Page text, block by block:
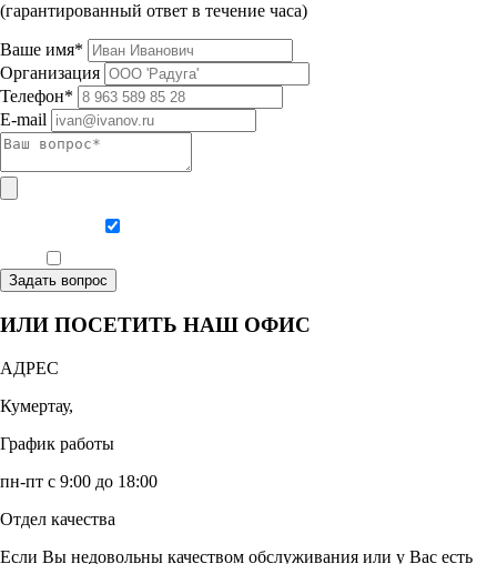
(гарантированный ответ в течение часа)
Ваше имя*
Организация
Телефон*
E-mail
Задать вопрос
ИЛИ ПОСЕТИТЬ НАШ ОФИС
АДРЕС
Кумертау,
График работы
пн-пт с 9:00 до 18:00
Отдел качества
Если Вы недовольны качеством обслуживания или у Вас есть